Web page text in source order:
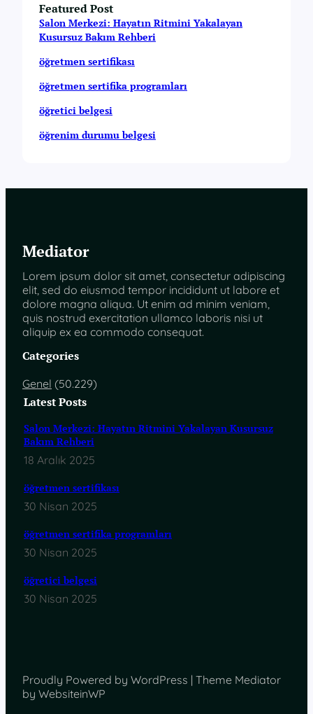
Featured Post
Salon Merkezi: Hayatın Ritmini Yakalayan
Kusursuz Bakım Rehberi
öğretmen sertifikası
öğretmen sertifika programları
öğretici belgesi
öğrenim durumu belgesi
Mediator
Lorem ipsum dolor sit amet, consectetur adipiscing
elit, sed do eiusmod tempor incididunt ut labore et
dolore magna aliqua. Ut enim ad minim veniam,
quis nostrud exercitation ullamco laboris nisi ut
aliquip ex ea commodo consequat.
Categories
Genel (50.229)
Latest Posts
Salon Merkezi: Hayatın Ritmini Yakalayan Kusursuz
Bakım Rehberi
18 Aralık 2025
öğretmen sertifikası
30 Nisan 2025
öğretmen sertifika programları
30 Nisan 2025
öğretici belgesi
30 Nisan 2025
Proudly Powered by WordPress | Theme Mediator
by WebsiteinWP